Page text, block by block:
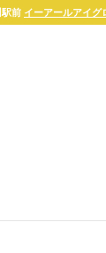
前 イーアールアイグ